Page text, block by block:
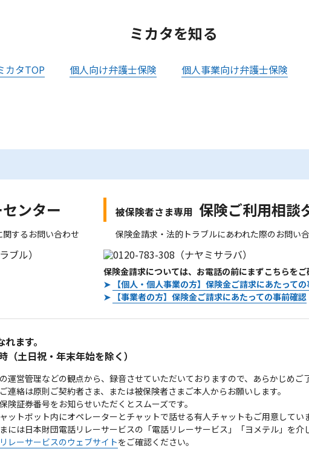
ミカタを知る
カタTOP 個人向け弁護士保険 個人事業向け弁護士保険
ンター
するお問い合わせ
被保険者さま専用 保険ご利用相談
保険金請求・法的トラブルにあわれた際のお問い
保険金請求については、お電話の前にまずこちらをご
➤ 【個人・個人事業の方】保険金ご請求にあたって
➤ 【事業者の方】保険金ご請求にあたっての事前確認
ます。
（土日祝・年末年始を除く）
営管理などの観点から、録音させていただいておりますので、あらかじめご
絡は原則ご契約者さま、または被保険者さまご本人からお願いします。
証券番号をお知らせいただくとスムーズです。
トボット内にオペレーターとチャットで話せる有人チャットもご用意してい
は日本財団電話リレーサービスの「電話リレーサービス」「ヨメテル」を介
レーサービスのウェブサイトをご確認ください。